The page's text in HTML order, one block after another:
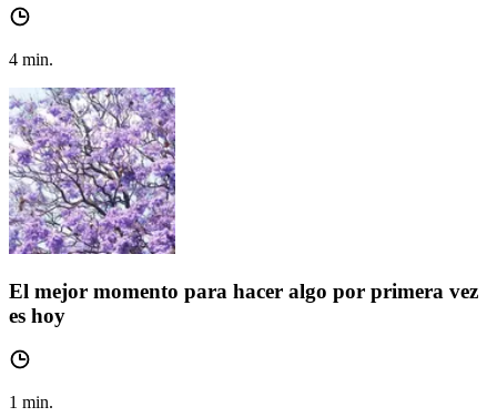
4 min.
El mejor momento para hacer algo por primera vez
es hoy
1 min.